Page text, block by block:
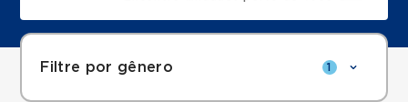
Filtre por gênero 1